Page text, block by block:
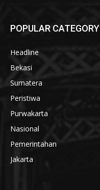
POPULAR CATEGORY
Headline
Bekasi
Sumatera
Peristiwa
Purwakarta
Nasional
Pemerintahan
Jakarta